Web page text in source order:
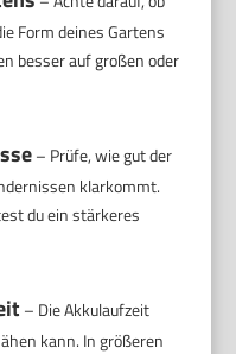
Form deines Gartens
besser auf großen oder
– Prüfe, wie gut der
klarkommt.
du ein stärkeres
– Die Akkulaufzeit
kann. In größeren